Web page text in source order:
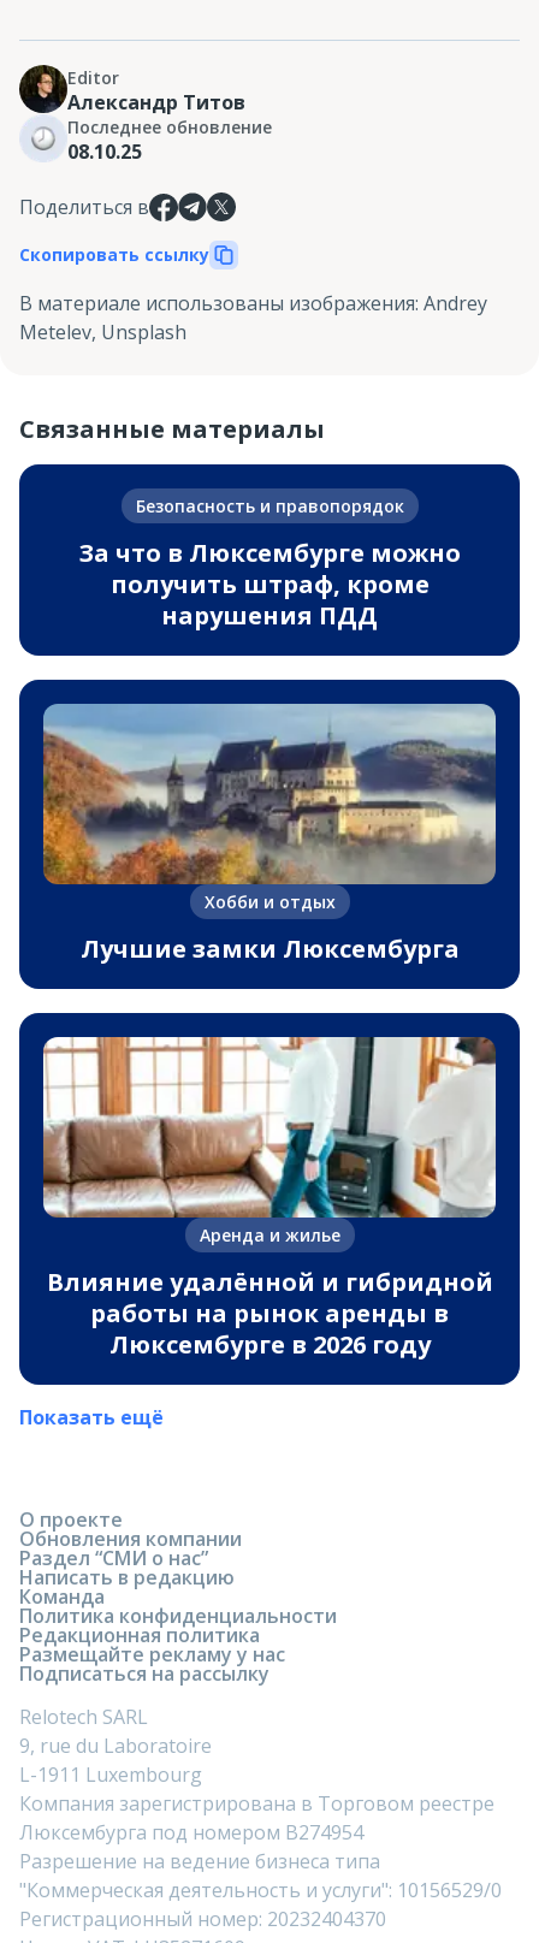
Editor
Александр Титов
Последнее обновление
08.10.25
Поделиться в
Скопировать ссылку
В материале использованы изображения: Andrey
Metelev, Unsplash
Связанные материалы
Безопасность и правопорядок
За что в Люксембурге можно
получить штраф, кроме
нарушения ПДД
Хобби и отдых
Лучшие замки Люксембурга
Аренда и жилье
Влияние удалённой и гибридной
работы на рынок аренды в
Люксембурге в 2026 году
Показать ещё
О проекте
Обновления компании
Раздел “СМИ о нас”
Написать в редакцию
Команда
Политика конфиденциальности
Редакционная политика
Размещайте рекламу у нас
Подписаться на рассылку
Relotech SARL
9, rue du Laboratoire
L-1911 Luxembourg
Компания зарегистрирована в Торговом реестре
Люксембурга под номером B274954
Разрешение на ведение бизнеса типа
"Коммерческая деятельность и услуги": 10156529/0
Регистрационный номер: 20232404370